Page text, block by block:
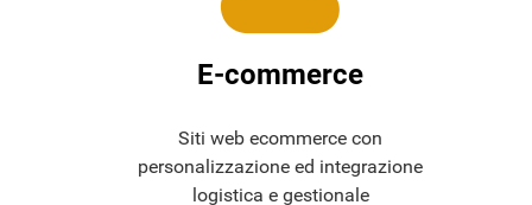
E-commerce
Siti web ecommerce con
personalizzazione ed integrazione
logistica e gestionale